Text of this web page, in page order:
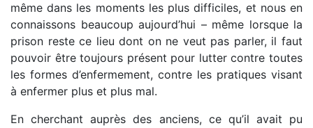
même dans les moments les plus difficiles, et nous en
connaissons beaucoup aujourd’hui – même lorsque la
prison reste ce lieu dont on ne veut pas parler, il faut
pouvoir être toujours présent pour lutter contre toutes
les formes d’enfermement, contre les pratiques visant
à enfermer plus et plus mal.
En cherchant auprès des anciens, ce qu’il avait pu